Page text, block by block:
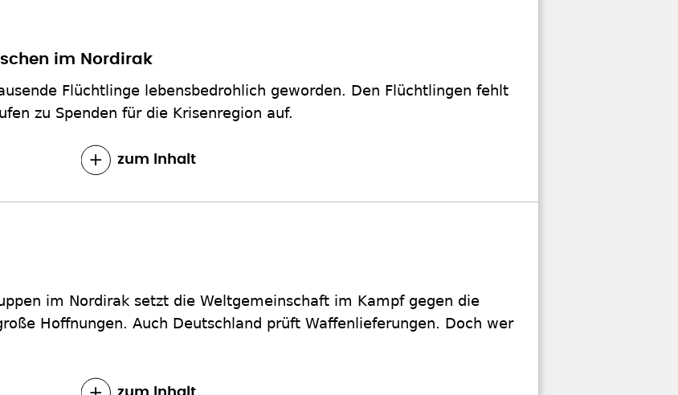
im Nordirak
Flüchtlinge lebensbedrohlich geworden. Den Flüchtlingen fehlt
zu Spenden für die Krisenregion auf.
zum Inhalt
im Nordirak setzt die Weltgemeinschaft im Kampf gegen die
Hoffnungen. Auch Deutschland prüft Waffenlieferungen. Doch wer